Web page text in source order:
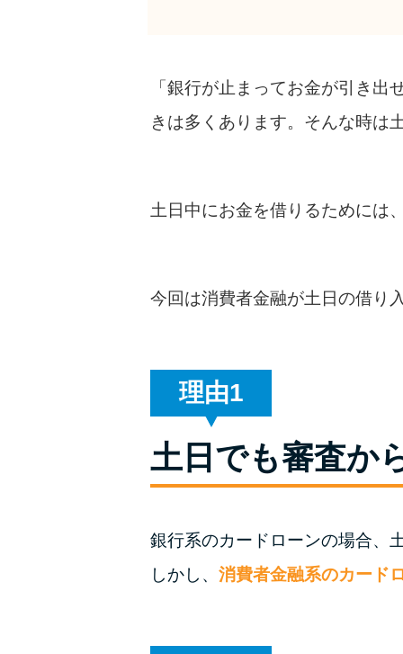
「銀行が止まってお金が引き
きは多くあります。そんな時は
土日中にお金を借りるためには
今回は消費者金融が土日の借り
理由
土日でも審査か
銀行系のカードローンの場合、
しかし、 消費者金融系のカード